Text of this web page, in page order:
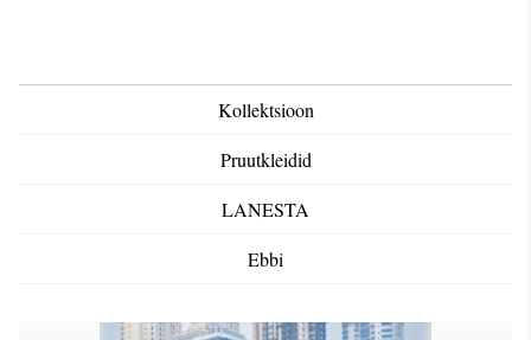
Kollektsioon
Pruutkleidid
LANESTA
Ebbi